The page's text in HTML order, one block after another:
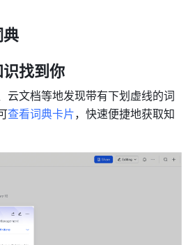
找到你
云文档等地发现带有下划虚线的词
查看词典卡片，快速便捷地获取知